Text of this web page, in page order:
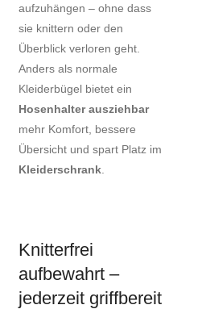
aufzuhängen – ohne dass
sie knittern oder den
Überblick verloren geht.
Anders als normale
Kleiderbügel bietet ein
Hosenhalter ausziehbar
mehr Komfort, bessere
Übersicht und spart Platz im
Kleiderschrank
Knitterfrei
aufbewahrt –
jederzeit griffbereit